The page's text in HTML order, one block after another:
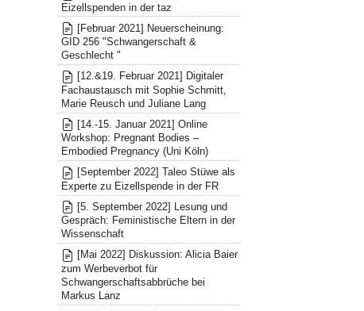
Eizellspenden in der taz
[Februar 2021] Neuerscheinung:
GID 256 "Schwangerschaft &
Geschlecht "
[12.&19. Februar 2021] Digitaler
Fachaustausch mit Sophie Schmitt,
Marie Reusch und Juliane Lang
[14.-15. Januar 2021] Online
Workshop: Pregnant Bodies –
Embodied Pregnancy (Uni Köln)
[September 2022] Taleo Stüwe als
Experte zu Eizellspende in der FR
[5. September 2022] Lesung und
Gespräch: Feministische Eltern in der
Wissenschaft
[Mai 2022] Diskussion: Alicia Baier
zum Werbeverbot für
Schwangerschaftsabbrüche bei
Markus Lanz